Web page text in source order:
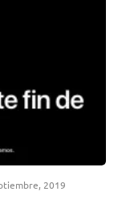
2019